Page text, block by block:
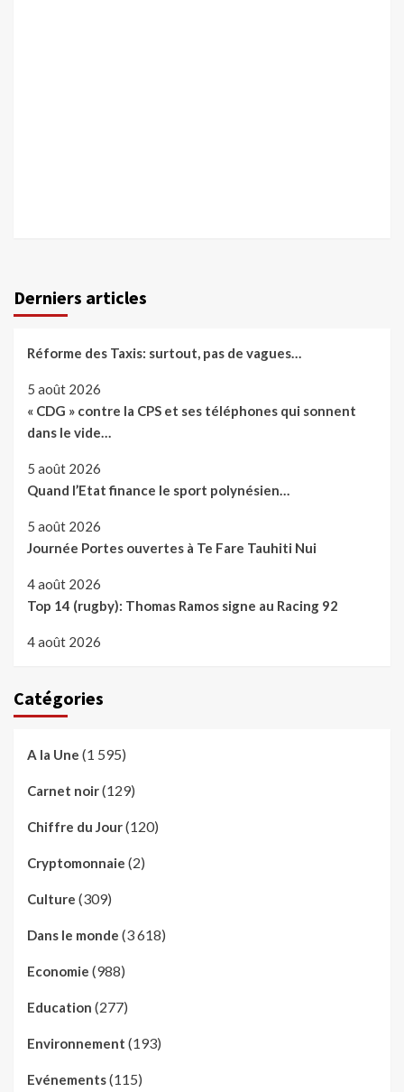
Derniers articles
Réforme des Taxis: surtout, pas de vagues…
5 août 2026
« CDG » contre la CPS et ses téléphones qui sonnent
dans le vide…
5 août 2026
Quand l’Etat finance le sport polynésien…
5 août 2026
Journée Portes ouvertes à Te Fare Tauhiti Nui
4 août 2026
Top 14 (rugby): Thomas Ramos signe au Racing 92
4 août 2026
Catégories
A la Une (1 595)
Carnet noir(129)
Chiffre du Jour(120)
Cryptomonnaie (2)
Culture (309)
Dans le monde (3 618)
Economie (988)
Education (277)
Environnement (193)
Evénements(115)